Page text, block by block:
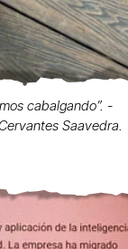
cabalgando”. -
Saavedra.